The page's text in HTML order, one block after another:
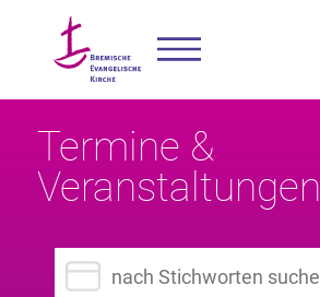
Termine &
Veranstaltungen
Suchbegriff eingeben